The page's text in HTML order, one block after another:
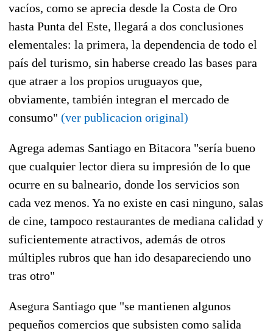
vacíos, como se aprecia desde la Costa de Oro
hasta Punta del Este, llegará a dos conclusiones
elementales: la primera, la dependencia de todo el
país del turismo, sin haberse creado las bases para
que atraer a los propios uruguayos que,
obviamente, también integran el mercado de
consumo" (ver publicacion original)
Agrega ademas Santiago en Bitacora "sería bueno
que cualquier lector diera su impresión de lo que
ocurre en su balneario, donde los servicios son
cada vez menos. Ya no existe en casi ninguno, salas
de cine, tampoco restaurantes de mediana calidad y
suficientemente atractivos, además de otros
múltiples rubros que han ido desapareciendo uno
tras otro"
Asegura Santiago que "se mantienen algunos
pequeños comercios que subsisten como salida